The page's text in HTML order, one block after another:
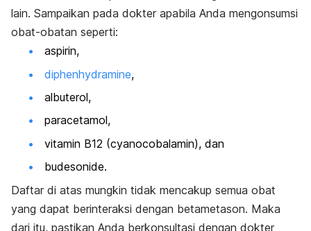
lain. Sampaikan pada dokter apabila Anda mengonsumsi
obat-obatan seperti:
aspirin,
diphenhydramine,
albuterol,
paracetamol,
vitamin B12 (cyanocobalamin), dan
budesonide.
Daftar di atas mungkin tidak mencakup semua obat
yang dapat berinteraksi dengan betametason. Maka
dari itu, pastikan Anda berkonsultasi dengan dokter